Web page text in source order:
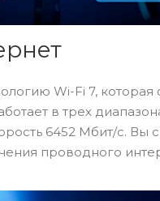
Wi-Fi 7,
в трех
6452 Мбит/с.
проводного